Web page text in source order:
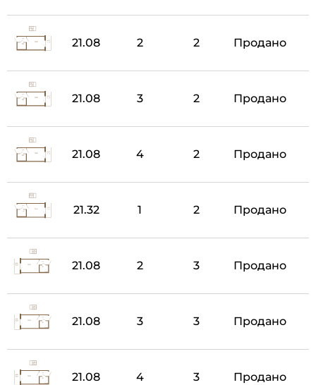
21.08 2 2 Продано
21.08 3 2 Продано
21.08 4 2 Продано
21.32 1 2 Продано
21.08 2 3 Продано
21.08 3 3 Продано
21.08 4 3 Продано